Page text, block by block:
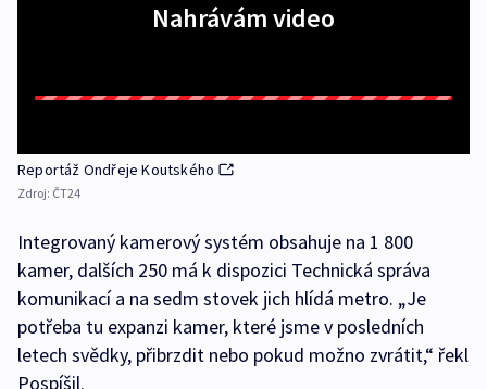
Nahrávám video
Reportáž Ondřeje Koutského
Zdroj: ČT24
Integrovaný kamerový systém obsahuje na 1 800
kamer, dalších 250 má k dispozici Technická správa
komunikací a na sedm stovek jich hlídá metro. „Je
potřeba tu expanzi kamer, které jsme v posledních
letech svědky, přibrzdit nebo pokud možno zvrátit,“ řekl
Pospíšil.